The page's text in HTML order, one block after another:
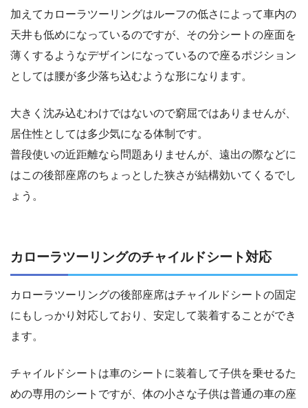
加えてカローラツーリングはルーフの低さによって車内の
天井も低めになっているのですが、その分シートの座面を
薄くするようなデザインになっているので座るポジション
としては腰が多少落ち込むような形になります。
大きく沈み込むわけではないので窮屈ではありませんが、
居住性としては多少気になる体制です。
普段使いの近距離なら問題ありませんが、遠出の際などに
はこの後部座席のちょっとした狭さが結構効いてくるでし
ょう。
カローラツーリングのチャイルドシート対応
カローラツーリングの後部座席はチャイルドシートの固定
にもしっかり対応しており、安定して装着することができ
ます。
チャイルドシートは車のシートに装着して子供を乗せるた
めの専用のシートですが、体の小さな子供は普通の車の座